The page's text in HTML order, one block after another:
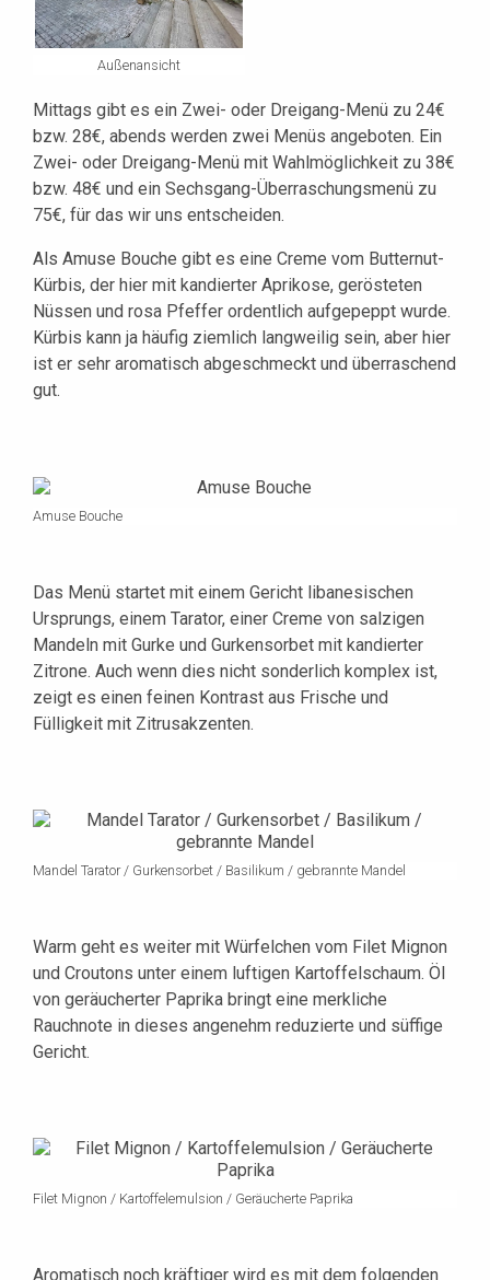
Außenansicht
Mittags gibt es ein Zwei- oder Dreigang-Menü zu 24€
bzw. 28€, abends werden zwei Menüs angeboten. Ein
Zwei- oder Dreigang-Menü mit Wahlmöglichkeit zu 38€
bzw. 48€ und ein Sechsgang-Überraschungsmenü zu
75€, für das wir uns entscheiden.
Als Amuse Bouche gibt es eine Creme vom Butternut-
Kürbis, der hier mit kandierter Aprikose, gerösteten
Nüssen und rosa Pfeffer ordentlich aufgepeppt wurde.
Kürbis kann ja häufig ziemlich langweilig sein, aber hier
ist er sehr aromatisch abgeschmeckt und überraschend
gut.
Amuse Bouche
Das Menü startet mit einem Gericht libanesischen
Ursprungs, einem Tarator, einer Creme von salzigen
Mandeln mit Gurke und Gurkensorbet mit kandierter
Zitrone. Auch wenn dies nicht sonderlich komplex ist,
zeigt es einen feinen Kontrast aus Frische und
Fülligkeit mit Zitrusakzenten.
Mandel Tarator / Gurkensorbet / Basilikum / gebrannte Mandel
Warm geht es weiter mit Würfelchen vom Filet Mignon
und Croutons unter einem luftigen Kartoffelschaum. Öl
von geräucherter Paprika bringt eine merkliche
Rauchnote in dieses angenehm reduzierte und süffige
Gericht.
Filet Mignon / Kartoffelemulsion / Geräucherte Paprika
Aromatisch noch kräftiger wird es mit dem folgenden